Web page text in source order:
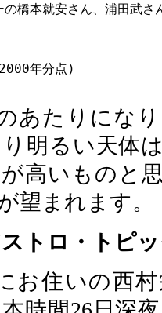
橋本就安さん、浦田武さ
あたりにな
明るい天体
高いものと
望まれます。
ストロ・トピ
お住いの西